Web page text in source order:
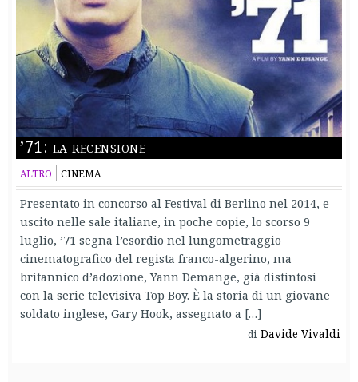
’71: la recensione
ALTRO CINEMA
Presentato in concorso al Festival di Berlino nel 2014, e
uscito nelle sale italiane, in poche copie, lo scorso 9
luglio, ’71 segna l’esordio nel lungometraggio
cinematografico del regista franco-algerino, ma
britannico d’adozione, Yann Demange, già distintosi
con la serie televisiva Top Boy. È la storia di un giovane
soldato inglese, Gary Hook, assegnato a […]
di Davide Vivaldi